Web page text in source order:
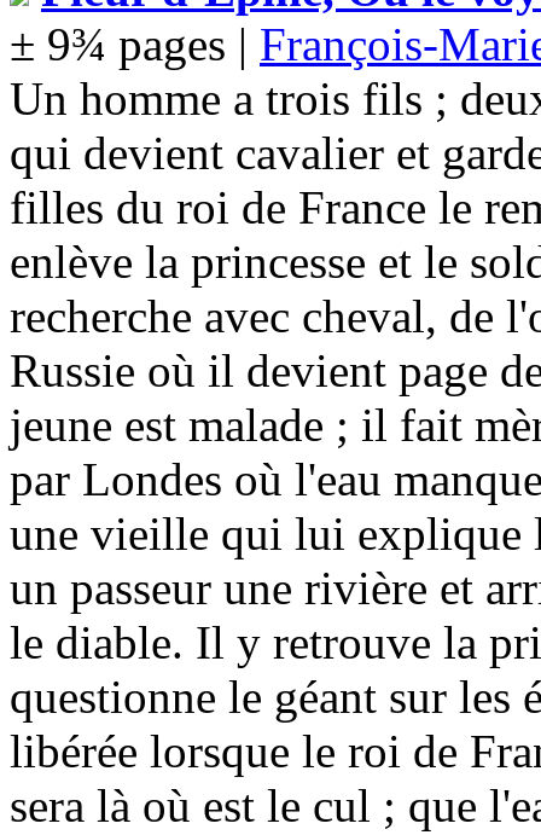
± 9¾ pages | François-
Un homme a trois fils ;
qui devient cavalier et
filles du roi de France le
enlève la princesse et le
recherche avec cheval, de
Russie où il devient page
jeune est malade ; il fait
par Londes où l'eau
une vieille qui lui explique
un passeur une rivière et
le diable. Il y retrouve la
questionne le géant sur les
libérée lorsque le roi de
sera là où est le cul ; que